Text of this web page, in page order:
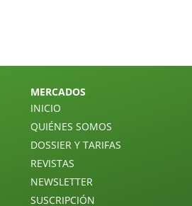
MERCADOS
INICIO
QUIÉNES SOMOS
DOSSIER Y TARIFAS
REVISTAS
NEWSLETTER
SUSCRIPCIÓN